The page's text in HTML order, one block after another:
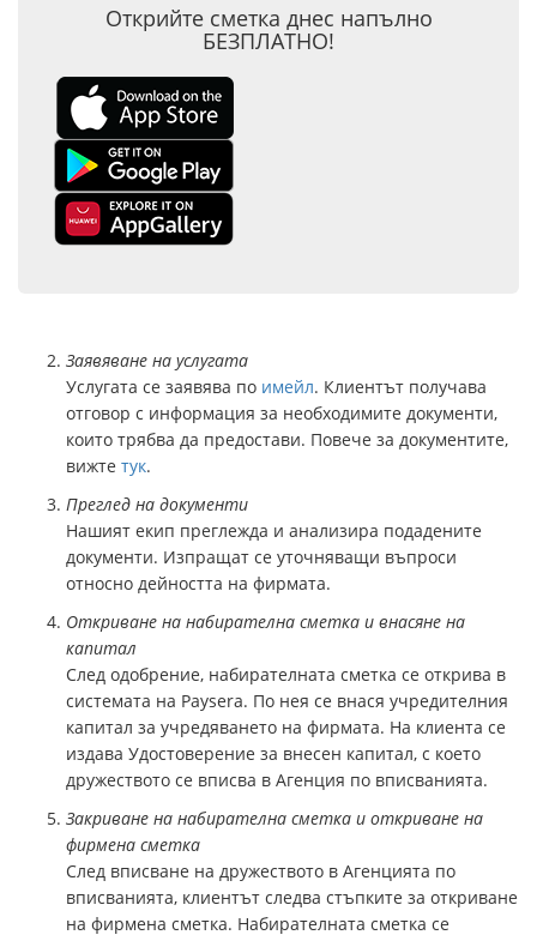
Открийте сметка днес напълно
БЕЗПЛАТНО!
Заявяване на услугата
Услугата се заявява по имейл. Клиентът получава
отговор с информация за необходимите документи,
които трябва да предостави. Повече за документите,
вижте тук.
Преглед на документи
Нашият екип преглежда и анализира подадените
документи. Изпращат се уточняващи въпроси
относно дейността на фирмата.
Откриване на набирателна сметка и внасяне на
капитал
След одобрение, набирателната сметка се открива в
системата на Paysera. По нея се внася учредителния
капитал за учредяването на фирмата. На клиента се
издава Удостоверение за внесен капитал, с което
дружеството се вписва в Агенция по вписванията.
Закриване на набирателна сметка и откриване на
фирмена сметка
След вписване на дружеството в Агенцията по
вписванията, клиентът следва стъпките за откриване
на фирмена сметка. Набирателната сметка се